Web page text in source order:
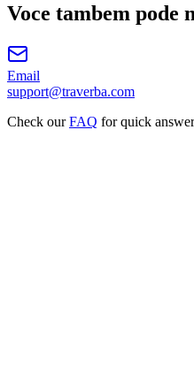
Voce tambem pode
Email
support@traverba.com
Check ourFAQ for quick